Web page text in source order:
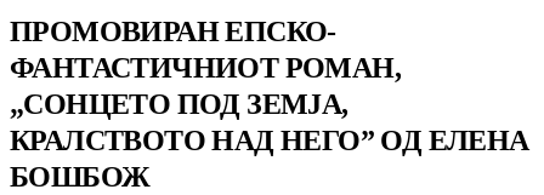
ПРОМОВИРАН ЕПСКО-
ФАНТАСТИЧНИОТ РОМАН,
„СОНЦЕТО ПОД ЗЕМЈА,
КРАЛСТВОТО НАД НЕГО” ОД ЕЛЕНА
БОШБОЖ